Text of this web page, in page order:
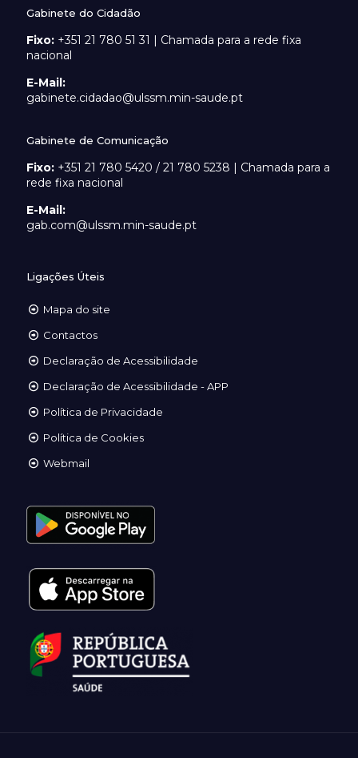
Gabinete do Cidadão
Fixo: +351 21 780 51 31 | Chamada para a rede fixa
nacional
E-Mail:
gabinete.cidadao@ulssm.min-saude.pt
Gabinete de Comunicação
Fixo: +351 21 780 5420 / 21 780 5238 | Chamada para a
rede fixa nacional
E-Mail:
gab.com@ulssm.min-saude.pt
Ligações Úteis
Mapa do site
Contactos
Declaração de Acessibilidade
Declaração de Acessibilidade - APP
Política de Privacidade
Política de Cookies
Webmail